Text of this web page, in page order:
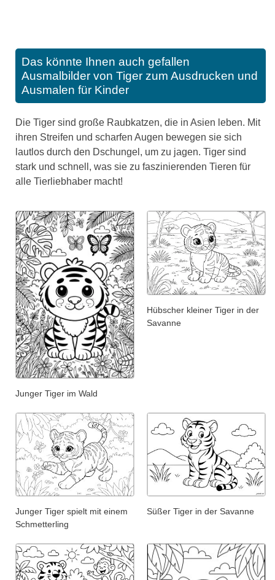
Das könnte Ihnen auch gefallen
Ausmalbilder von Tiger zum Ausdrucken und
Ausmalen für Kinder
Die Tiger sind große Raubkatzen, die in Asien leben. Mit
ihren Streifen und scharfen Augen bewegen sie sich
lautlos durch den Dschungel, um zu jagen. Tiger sind
stark und schnell, was sie zu faszinierenden Tieren für
alle Tierliebhaber macht!
Junger Tiger im Wald
Hübscher kleiner Tiger in der
Savanne
Junger Tiger spielt mit einem
Schmetterling
Süßer Tiger in der Savanne